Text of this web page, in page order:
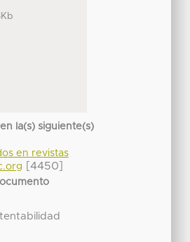
la(s) siguiente(s)
en revistas
[4450]